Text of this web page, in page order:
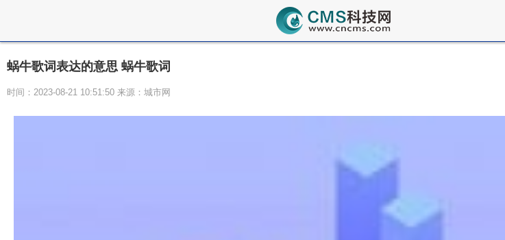
蜗牛歌词表达的意思 蜗牛歌词
时间：2023-08-21 10:51:50 来源：城市网